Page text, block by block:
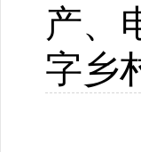
产、
字乡